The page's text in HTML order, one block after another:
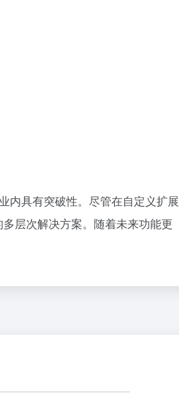
内具有突破性。尽管在自定义扩展
层次解决方案。随着未来功能更